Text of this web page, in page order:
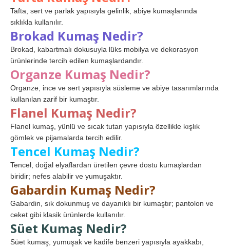
Tafta, sert ve parlak yapısıyla gelinlik, abiye kumaşlarında
sıklıkla kullanılır.
Brokad Kumaş Nedir?
Brokad, kabartmalı dokusuyla lüks mobilya ve dekorasyon
ürünlerinde tercih edilen kumaşlardandır.
Organze Kumaş Nedir?
Organze, ince ve sert yapısıyla süsleme ve abiye tasarımlarında
kullanılan zarif bir kumaştır.
Flanel Kumaş Nedir?
Flanel kumaş, yünlü ve sıcak tutan yapısıyla özellikle kışlık
gömlek ve pijamalarda tercih edilir.
Tencel Kumaş Nedir?
Tencel, doğal elyaflardan üretilen çevre dostu kumaşlardan
biridir; nefes alabilir ve yumuşaktır.
Gabardin Kumaş Nedir?
Gabardin, sık dokunmuş ve dayanıklı bir kumaştır; pantolon ve
ceket gibi klasik ürünlerde kullanılır.
Süet Kumaş Nedir?
Süet kumaş, yumuşak ve kadife benzeri yapısıyla ayakkabı,